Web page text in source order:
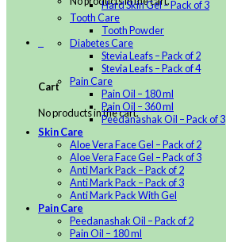
Cart
No products in the cart.
Hard Skin Gel – Pack of 3
Tooth Care
Tooth Powder
Diabetes Care
Stevia Leafs – Pack of 2
Stevia Leafs – Pack of 4
Pain Care
Pain Oil – 180 ml
Pain Oil – 360 ml
Peedanashak Oil – Pack of 3
Skin Care
Aloe Vera Face Gel – Pack of 2
Aloe Vera Face Gel – Pack of 3
Anti Mark Pack – Pack of 2
Anti Mark Pack – Pack of 3
Anti Mark Pack With Gel
Pain Care
Peedanashak Oil – Pack of 2
Pain Oil – 180 ml